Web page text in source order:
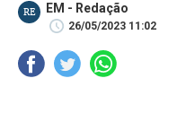
RE EM - Redação
26/05/2023 11:02